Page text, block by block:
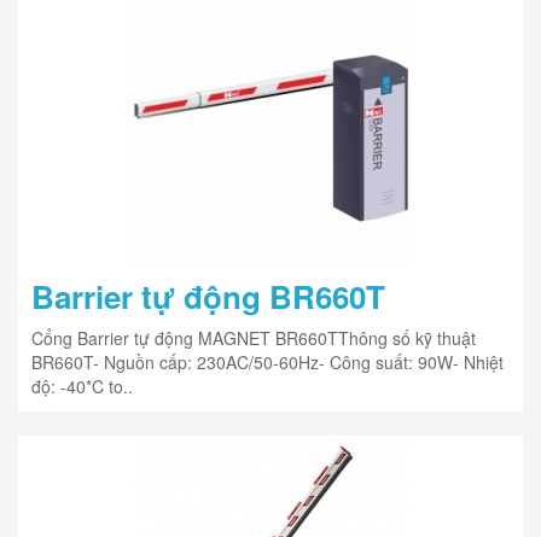
Barrier tự động BR660T
Cổng Barrier tự động MAGNET BR660TThông số kỹ thuật
BR660T- Nguồn cấp: 230AC/50-60Hz- Công suất: 90W- Nhiệt
độ: -40*C to..